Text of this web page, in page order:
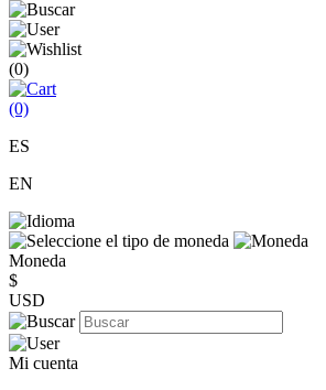
(0)
(0)
ES
EN
Moneda
$
USD
Mi cuenta